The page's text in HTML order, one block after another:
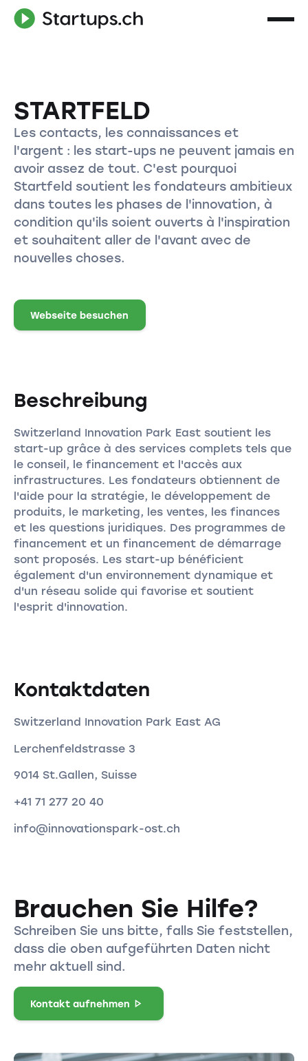
STARTFELD
Les contacts, les connaissances et
l'argent : les start-ups ne peuvent jamais en
avoir assez de tout. C'est pourquoi
Startfeld soutient les fondateurs ambitieux
dans toutes les phases de l'innovation, à
condition qu'ils soient ouverts à l'inspiration
et souhaitent aller de l'avant avec de
nouvelles choses.
Webseite besuchen
Beschreibung
Switzerland Innovation Park East soutient les
start-up grâce à des services complets tels que
le conseil, le financement et l'accès aux
infrastructures. Les fondateurs obtiennent de
l'aide pour la stratégie, le développement de
produits, le marketing, les ventes, les finances
et les questions juridiques. Des programmes de
financement et un financement de démarrage
sont proposés. Les start-up bénéficient
également d'un environnement dynamique et
d'un réseau solide qui favorise et soutient
l'esprit d'innovation.
Kontaktdaten
Switzerland Innovation Park East AG
Lerchenfeldstrasse 3
9014 St.Gallen, Suisse
+41 71 277 20 40
info@innovationspark-ost.ch
Brauchen Sie Hilfe?
Schreiben Sie uns bitte, falls Sie feststellen,
dass die oben aufgeführten Daten nicht
mehr aktuell sind.
Kontakt aufnehmen